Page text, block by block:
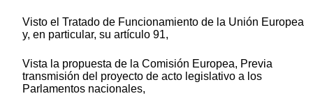
Visto el Tratado de Funcionamiento de la Unión Europea
y, en particular, su artículo 91,
Vista la propuesta de la Comisión Europea, Previa
transmisión del proyecto de acto legislativo a los
Parlamentos nacionales,